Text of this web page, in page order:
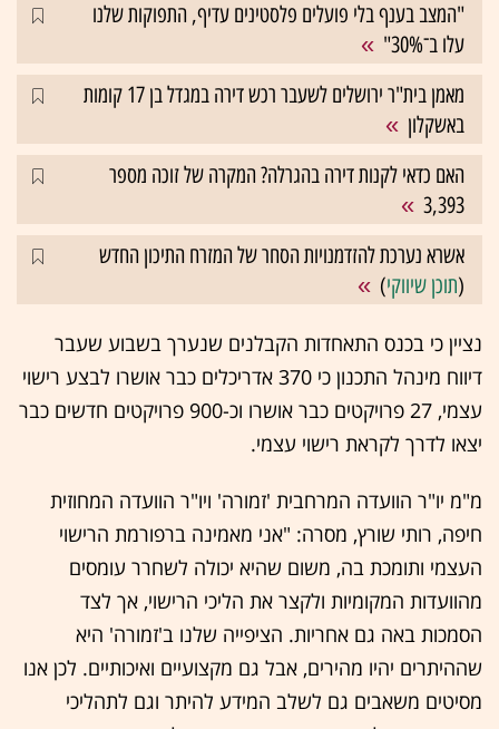
"המצב בענף בלי פועלים פלסטינים עדיף, התפוקות שלנו
עלו ב־30%"
מאמן בית"ר ירושלים לשעבר רכש דירה במגדל בן 17 קומות
באשקלון
האם כדאי לקנות דירה בהגרלה? המקרה של זוכה מספר
3,393
אשרא נערכת להזדמנויות הסחר של המזרח התיכון החדש
(תוכן שיווקי)
נציין כי בכנס התאחדות הקבלנים שנערך בשבוע שעבר
דיווח מינהל התכנון כי 370 אדריכלים כבר אושרו לבצע רישוי
עצמי, 27 פרויקטים כבר אושרו וכ-900 פרויקטים חדשים כבר
יצאו לדרך לקראת רישוי עצמי.
מ"מ יו"ר הוועדה המרחבית 'זמורה' ויו"ר הוועדה המחוזית
חיפה, רותי שורץ, מסרה: "אני מאמינה ברפורמת הרישוי
העצמי ותומכת בה, משום שהיא יכולה לשחרר עומסים
מהוועדות המקומיות ולקצר את הליכי הרישוי, אך לצד
הסמכות באה גם אחריות. הציפייה שלנו ב'זמורה' היא
שההיתרים יהיו מהירים, אבל גם מקצועיים ואיכותיים. לכן אנו
מסיטים משאבים גם לשלב המידע להיתר וגם לתהליכי